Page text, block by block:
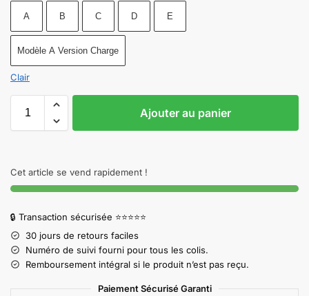
A B C D E
Modèle A Version Charge
Clair
Ajouter au panier
Cet article se vend rapidement !
🔒 Transaction sécurisée ⭐⭐⭐⭐⭐
30 jours de retours faciles
Numéro de suivi fourni pour tous les colis.
Remboursement intégral si le produit n’est pas reçu.
Paiement Sécurisé Garanti